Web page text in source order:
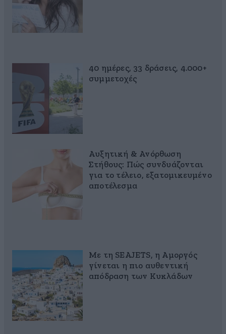
40 ημέρες, 33 δράσεις, 4.000+
συμμετοχές
Αυξητική & Ανόρθωση
Στήθους: Πώς συνδυάζονται
για το τέλειο, εξατομικευμένο
αποτέλεσμα
Με τη SEAJETS, η Αμοργός
γίνεται η πιο αυθεντική
απόδραση των Κυκλάδων